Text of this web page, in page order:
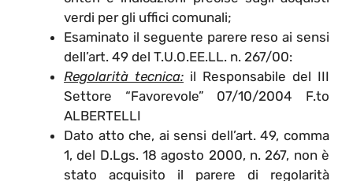
verdi per gli uffici comunali;
Esaminato il seguente parere reso ai sensi
dell’art. 49 del T.U.O.EE.LL. n. 267/00:
Regolarità tecnica: il Responsabile del III
Settore “Favorevole” 07/10/2004 F.to
ALBERTELLI
Dato atto che, ai sensi dell’art. 49, comma
1, del D.Lgs. 18 agosto 2000, n. 267, non è
stato acquisito il parere di regolarità